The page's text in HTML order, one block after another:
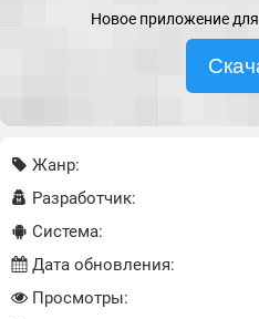
Новое приложение
Жанр:
Разработчик:
Система:
Дата обновления:
Просмотры: